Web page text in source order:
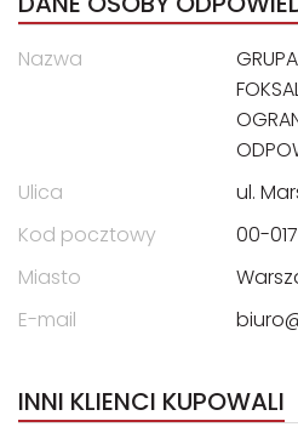
Nazwa
Ulica
ul.
Kod pocztowy
00-017
Miasto
E-mail
INNI KLIENCI KUPOWALI